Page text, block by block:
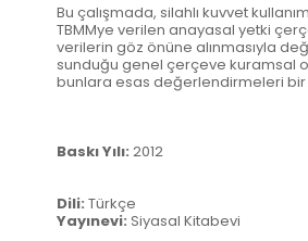
Bu çalışmada, silahlı kuvvet
TBMMye verilen anayasal yetki
verilerin göz önüne alınmasıyla
sunduğu genel çerçeve kuramsal
bunlara esas değerlendirmeleri bir
Baskı Yılı: 2012
Dili: Türkçe
Yayınevi: Siyasal Kitabevi